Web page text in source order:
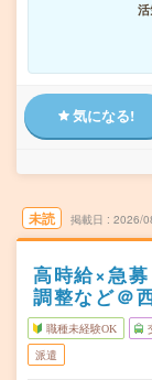
気になる!
未読 掲載日 2026/
高時給×急
調整など＠
職種未経験OK
派遣